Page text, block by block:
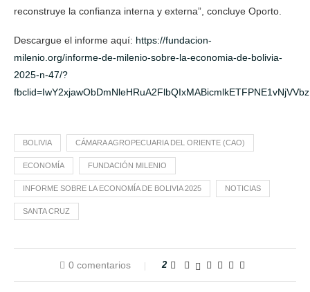
reconstruye la confianza interna y externa”, concluye Oporto.
Descargue el informe aquí: https://fundacion-
milenio.org/informe-de-milenio-sobre-la-economia-de-bolivia-
2025-n-47/?
BOLIVIA CÁMARA AGROPECUARIA DEL ORIENTE (CAO)
ECONOMÍA FUNDACIÓN MILENIO
INFORME SOBRE LA ECONOMÍA DE BOLIVIA 2025 NOTICIAS
SANTA CRUZ
0 comentarios 2